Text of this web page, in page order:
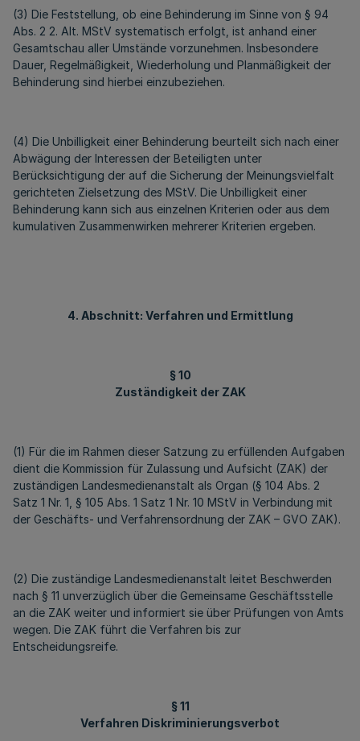
(3) Die Feststellung, ob eine Behinderung im Sinne von § 94
Abs. 2 2. Alt. MStV systematisch erfolgt, ist anhand einer
Gesamtschau aller Umstände vorzunehmen. Insbesondere
Dauer, Regelmäßigkeit, Wiederholung und Planmäßigkeit der
Behinderung sind hierbei einzubeziehen.
(4) Die Unbilligkeit einer Behinderung beurteilt sich nach einer
Abwägung der Interessen der Beteiligten unter
Berücksichtigung der auf die Sicherung der Meinungsvielfalt
gerichteten Zielsetzung des MStV. Die Unbilligkeit einer
Behinderung kann sich aus einzelnen Kriterien oder aus dem
kumulativen Zusammenwirken mehrerer Kriterien ergeben.
4. Abschnitt: Verfahren und Ermittlung
§ 10
Zuständigkeit der ZAK
(1) Für die im Rahmen dieser Satzung zu erfüllenden Aufgaben
dient die Kommission für Zulassung und Aufsicht (ZAK) der
zuständigen Landesmedienanstalt als Organ (§ 104 Abs. 2
Satz 1 Nr. 1, § 105 Abs. 1 Satz 1 Nr. 10 MStV in Verbindung mit
der Geschäfts- und Verfahrensordnung der ZAK – GVO ZAK).
(2) Die zuständige Landesmedienanstalt leitet Beschwerden
nach § 11 unverzüglich über die Gemeinsame Geschäftsstelle
an die ZAK weiter und informiert sie über Prüfungen von Amts
wegen. Die ZAK führt die Verfahren bis zur
Entscheidungsreife.
§ 11
Verfahren Diskriminierungsverbot